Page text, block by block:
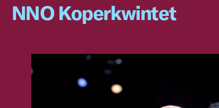
NNO Koperkwintet